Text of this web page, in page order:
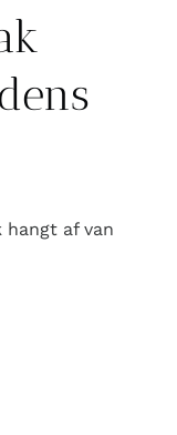
hangt af van